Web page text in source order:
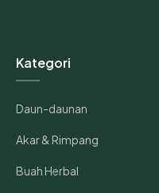
Kategori
Daun-daunan
Akar & Rimpang
Buah Herbal